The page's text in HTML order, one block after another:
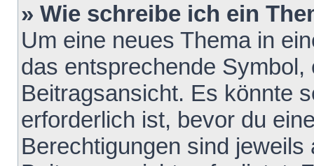
» Wie schreibe ich ein
Um eine neues Thema in
das entsprechende
Beitragsansicht. Es könnte
erforderlich ist, bevor du
Berechtigungen sind